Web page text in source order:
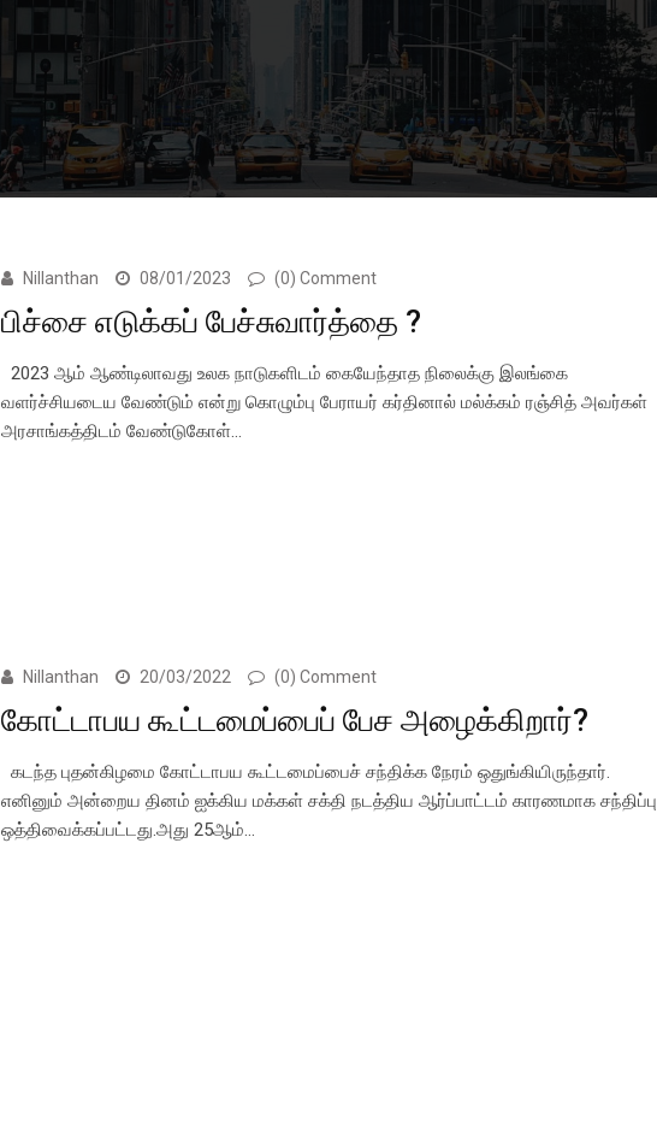
Nillanthan 08/01/2023 (0) Comment
பிச்சை எடுக்கப் பேச்சுவார்த்தை ?
2023 ஆம் ஆண்டிலாவது உலக நாடுகளிடம் கையேந்தாத நிலைக்கு இலங்கை
வளர்ச்சியடைய வேண்டும் என்று கொழும்பு பேராயர் கர்தினால் மல்க்கம் ரஞ்சித் அவர்கள்
அரசாங்கத்திடம் வேண்டுகோள்…
Nillanthan 20/03/2022 (0) Comment
கோட்டாபய கூட்டமைப்பைப் பேச அழைக்கிறார்?
கடந்த புதன்கிழமை கோட்டாபய கூட்டமைப்பைச் சந்திக்க நேரம் ஒதுங்கியிருந்தார்.
எனினும் அன்றைய தினம் ஐக்கிய மக்கள் சக்தி நடத்திய ஆர்ப்பாட்டம் காரணமாக சந்திப்பு
ஒத்திவைக்கப்பட்டது.அது 25ஆம்…